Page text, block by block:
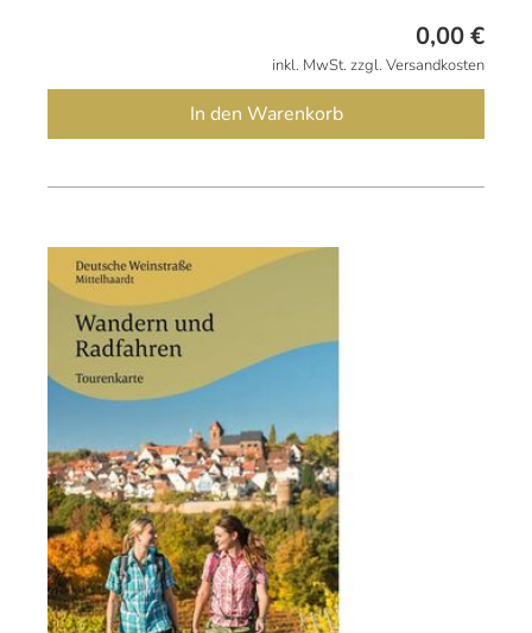
0,00€
inkl. MwSt. zzgl. Versandkosten
In den Warenkorb